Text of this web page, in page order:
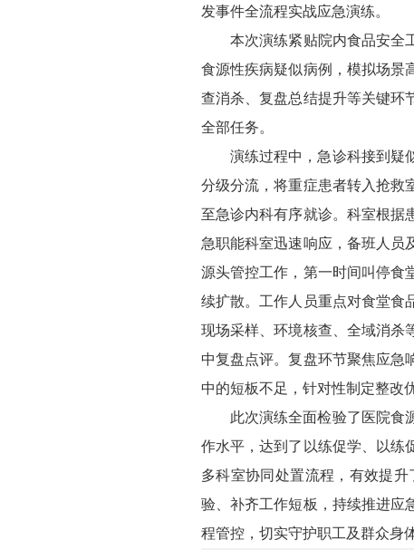
发事件全流程实战应急演练。
本次演练紧贴院内食品安全
食源性疾病疑似病例，模拟场景
查消杀、复盘总结提升等关键环
全部任务。
演练过程中，急诊科接到疑
分级分流，将重症患者转入抢救
至急诊内科有序就诊。科室根据
急职能科室迅速响应，备班人员
源头管控工作，第一时间叫停食
续扩散。工作人员重点对食堂食
现场采样、环境核查、全域消杀
中复盘点评。复盘环节聚焦应急
中的短板不足，针对性制定整改
此次演练全面检验了医院食
作水平，达到了以练促学、以练
多科室协同处置流程，有效提升
验、补齐工作短板，持续推进应
程管控，切实守护职工及群众身